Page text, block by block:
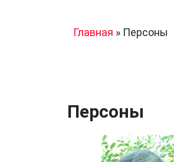
Главная » Персоны
Персоны